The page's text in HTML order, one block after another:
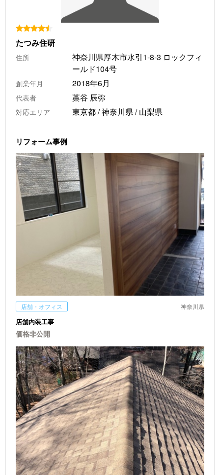
たつみ住研
住所
神奈川県厚木市水引1-8-3 ロックフィ
ールド104号
創業年月 2018年6月
代表者 藁谷 辰弥
対応エリア 東京都 / 神奈川県 / 山梨県
リフォーム事例
店舗・オフィス 神奈川県
店舗内装工事
価格非公開